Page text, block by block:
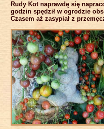
Rudy Kot naprawdę się
godzin spędził w ogrodzie
Czasem aż zasypiał z